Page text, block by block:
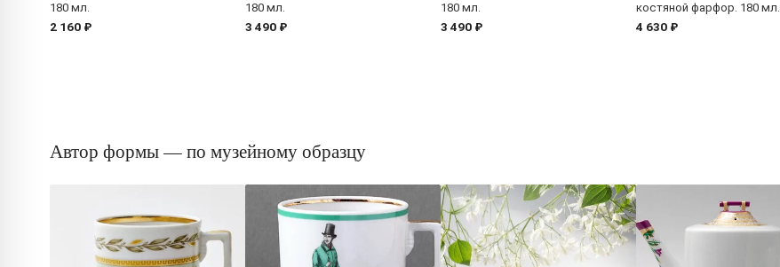
180 мл.
2 160 ₽
180 мл.
3 490 ₽
180 мл.
3 490 ₽
костяной фарфор. 180 мл.
4 630 ₽
Автор формы — по музейному образцу